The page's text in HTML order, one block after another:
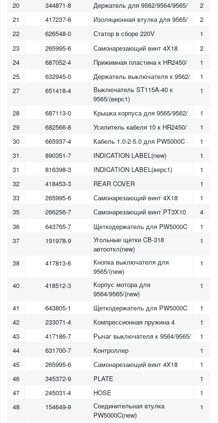
20
344871-8 Держатель для 9562/9564/9565/
2
21
417237-6 Изоляционная втулка для 9565/
2
22
626548-0 Статор в сборе 220V
1
23
265995-6 Самонарезающий винт 4X18
2
24
687052-4 Прижимная пластина к HR2450/
1
25
632945-0 Держатель выключателя к 9562/
1
27
651418-4
Выключатель ST115A-40 к
9565/(верс1)
1
28 687113-0 Крышка корпуса для 9565/9562/
1
29
682566-8 Усилитель кабеля 10 к HR2450/
1
30
665937-4 Кабель 1.0-2-5.0 для PW5000C
1
31
890351-7 INDICATION LABEL(new)
1
31
816398-3 INDICATION LABEL(верс1)
1
32
418453-3 REAR COVER
1
33
265995-6 Самонарезающий винт 4X18
1
35
266256-7 Самонарезающий винт PT3X10
4
36
643765-7 Щеткодержатель для PW5000C
1
37
191978-9
Угольные щетки CB-318
автооткл(new)
1
38 417813-6
Кнопка выключателя для
9565/(new)
1
40 418512-3
Корпус мотора для
9564/9565/(new)
1
41 643805-1 Щеткодержатель для PW5000C
1
42
233071-4 Компрессионная пружина 4
1
43
417186-7 Рычаг выключателя к 9564/9565/
1
44
631700-7 Контроллер
1
45
265995-6 Самонарезающий винт 4X18
1
46
345372-9 PLATE
1
47
245031-4 HOSE
1
48
154649-9
Соединительная втулка
PW5000C(new)
1